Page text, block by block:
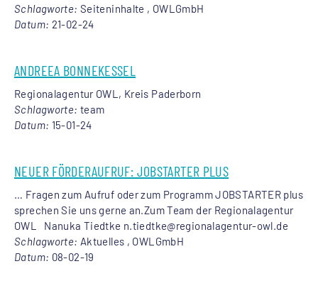
Schlagworte: Seiteninhalte , OWLGmbH
Datum: 21-02-24
ANDREEA BONNEKESSEL
RegionalagenturOWL, Kreis Paderborn
Schlagworte: team
Datum: 15-01-24
NEUER FÖRDERAUFRUF: JOBSTARTER PLUS
… Fragen zum Aufruf oder zum Programm JOBSTARTER plus
sprechen Sie uns gerne an.Zum Team der Regionalagentur
OWL Nanuka Tiedtke n.tiedtke@regionalagentur-owl.de
Schlagworte: Aktuelles , OWLGmbH
Datum: 08-02-19